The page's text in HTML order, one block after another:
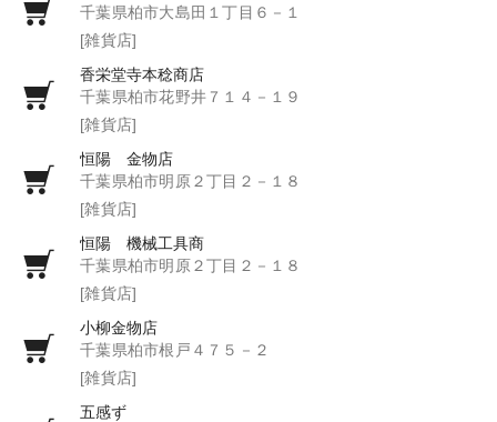
千葉県柏市大島田１丁目６－１
[雑貨店]
香栄堂寺本稔商店
千葉県柏市花野井７１４－１９
[雑貨店]
恒陽 金物店
千葉県柏市明原２丁目２－１８
[雑貨店]
恒陽 機械工具商
千葉県柏市明原２丁目２－１８
[雑貨店]
小柳金物店
千葉県柏市根戸４７５－２
[雑貨店]
五感ず